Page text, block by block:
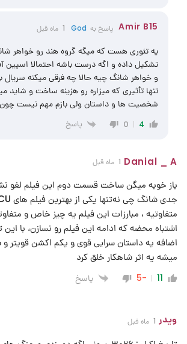
Amir B15 پاسخ به God 1 ماه قبل
یه تئوری هست که میگه گروه هند رو خواهر
تشکیل داده و اگه درست باشه احتمالا اسپین
و خواهر شانگ چیه حالا چه فرقی میکنه سریال
تنها تأثیری که میزاره رو هزینه ساخت و شاید
شخصیت ها و داستان ولی بازم مهم نیست
4
0 پاسخ
Danial _ A 1 ماه قبل
باز خوبه میگن ساخت قسمت دوم این فیلم لغو
متفاوتیه ، مبارزات این فیلم یه چیز خاص و
اشتباه محضه که ادامه این فیلم رو نسازن، با این
اضافه یه داستان سرایی قوی و یکم اکشن قویتر
میشه یه اثر شاهکار خلق کرد
11
-5 پاسخ
ویدر 1 ماه قبل